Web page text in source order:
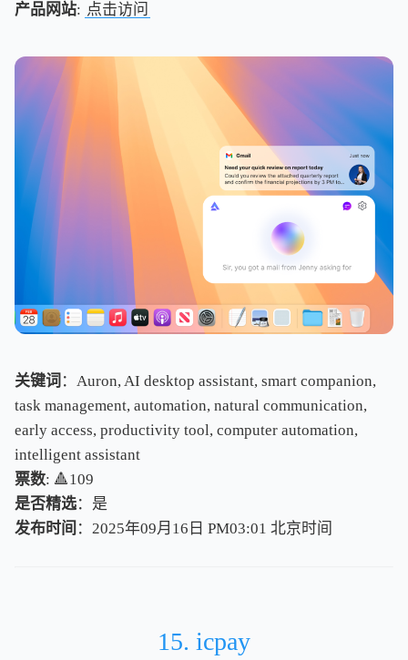
产品网站: 点击访问
关键词 ：Auron, AI desktop assistant, smart companion,
task management, automation, natural communication,
early access, productivity tool, computer automation,
intelligent assistant
票数: 🔺109
是否精选：是
发布时间 ：2025年09月16日 PM03:01 北京时间
北京时间
15. icpay